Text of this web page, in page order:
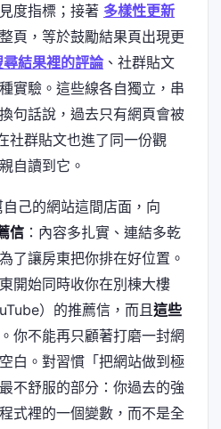
度指標；接著 多樣性更新
頁，等於鼓勵結果頁出現更
尋結果裡的評論 、社群貼文
實驗。這些線各自獨立，串
句話說，過去只有網頁會被
社群貼文也進了同一份觀
自讀到它。
己的網站這間店面，向
信 ：內容多扎實、連結多乾
了讓房東把你排在好位置。
開始同時收你在別棟大樓
）的推薦信，而且這些
。你不能再只顧著打磨一封網
白。對習慣「把網站做到極
不舒服的部分：你過去的強
式裡的一個變數，而不是全